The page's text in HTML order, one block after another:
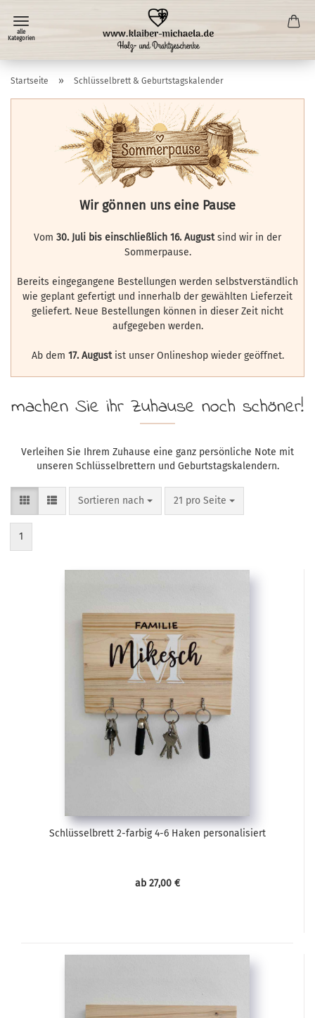
Startseite » Schlüsselbrett & Geburtstagskalender
Wir gönnen uns eine Pause
Vom 30. Juli bis einschließlich 16. Augustsind wir in der
Sommerpause.
Bereits eingegangene Bestellungen werden selbstverständlich
wie geplant gefertigt und innerhalb der gewählten Lieferzeit
geliefert. Neue Bestellungen können in dieser Zeit nicht
aufgegeben werden.
Ab dem 17. Augustist unser Onlineshop wieder geöffnet.
machen Sie ihr Zuhause noch schöner!
Verleihen Sie Ihrem Zuhause eine ganz persönliche Note mit
unseren Schlüsselbrettern und Geburtstagskalendern.
Sortieren nach
Sortieren nach 21 pro Seite
pro Seite
1
Schlüsselbrett 2-farbig 4-6 Haken personalisiert
ab 27,00 €